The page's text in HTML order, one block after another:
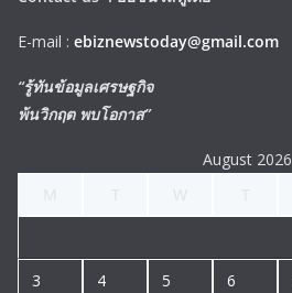
E-mail : ebiznewstoday@gmail.com
“รู้ทันข้อมูลเศรษฐกิจ
พ้นวิกฤต พบโอกาส”
August 2026
3 4 5 6